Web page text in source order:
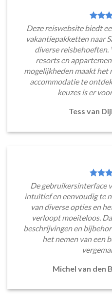
Deze reiswebsite biedt
vakantiepakketten naar
diverse
resorts en
mogelijkheden maakt het
accommodatie te
keuzes is er
Tess van
De gebruikersinterface
intuïtief en eenvoudig te
van diverse opties en
verloopt moeiteloos.
beschrijvingen en
het nemen van een
Michel van den